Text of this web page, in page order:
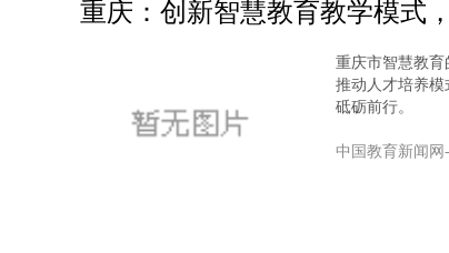
重庆：创新智慧教育教学模式
重庆市智慧教育
推动人才培养
砥砺前行。
中国教育新闻网